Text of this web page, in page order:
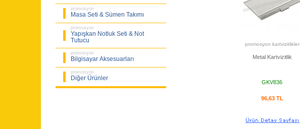
promosyon
Masa Seti & Sümen Takımı
promosyon
Yapışkan Notluk Seti & Not
Tutucu
promosyon
Bilgisayar Aksesuarları
promosyon
Diğer Ürünler
promosyon kartvizitlikler
Metal Kartvizitlik
GKV836
96,63 TL